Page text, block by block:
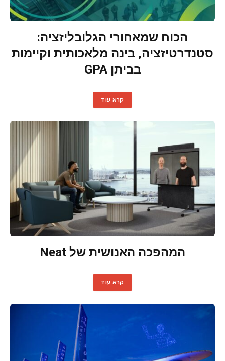
הכוח שמאחורי הגלובליזציה:
סטנדרטיזציה, בינה מלאכותית וקיימות
בביתן GPA
קרא עוד
המהפכה האנושית של Neat
קרא עוד